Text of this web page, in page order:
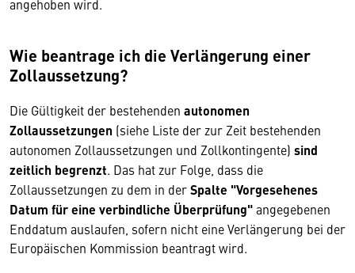
angehoben wird.
Wie beantrage ich die Verlängerung einer
Zollaussetzung?
Die Gültigkeit der bestehenden autonomen
Zollaussetzungen (siehe Liste der zur Zeit bestehenden
autonomen Zollaussetzungen und Zollkontingente) sind
zeitlich begrenzt. Das hat zur Folge, dass die
Zollaussetzungen zu dem in derSpalte "Vorgesehenes
Datum für eine verbindliche Überprüfung"angegebenen
Enddatum auslaufen, sofern nicht eine Verlängerung bei der
Europäischen Kommission beantragt wird.